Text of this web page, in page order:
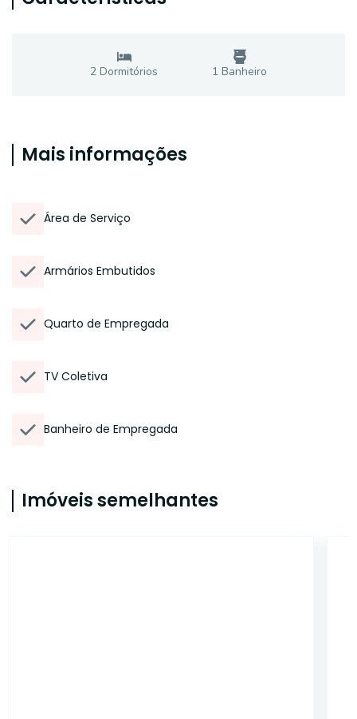
2 Dormitórios 1 Banheiro
Mais informações
Área de Serviço
Armários Embutidos
Quarto de Empregada
TV Coletiva
Banheiro de Empregada
Imóveis semelhantes